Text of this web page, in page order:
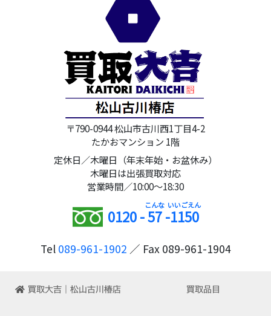
〒790-0944 松山市古川西1丁目4-2
たかおマンション 1階
定休日／木曜日（年末年始・お盆休み）
木曜日は出張買取対応
営業時間／10:00～18:30
0120 -57-1150
Tel 089-961-1902 ／ Fax 089-961-1904
買取大吉｜松山古川椿店 買取品目